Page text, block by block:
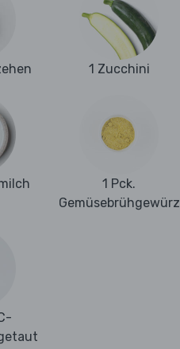
1 Zucchini
1 Pck.
Gemüsebrühgewürz